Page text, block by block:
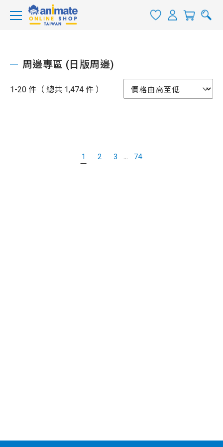
周邊專區 (日版周邊)
1-20 件（ 總共 1,474 件 ）
1 2 3 ... 74